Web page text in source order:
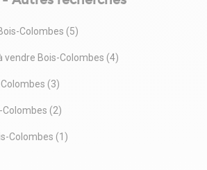
Colombes (5)
vendre Bois-Colombes (4)
(3)
Colombes (2)
Colombes (1)